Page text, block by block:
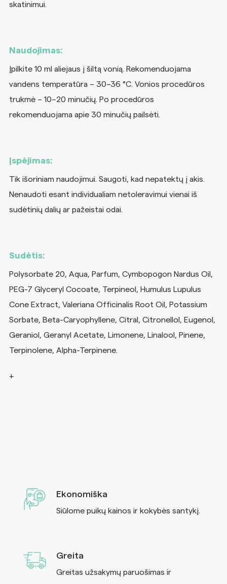
skatinimui.
Naudojimas:
Įpilkite 10 ml aliejaus į šiltą vonią. Rekomenduojama
vandens temperatūra – 30–36 °C. Vonios procedūros
trukmė – 10–20 minučių. Po procedūros
rekomenduojama apie 30 minučių pailsėti.
Įspėjimas:
Tik išoriniam naudojimui. Saugoti, kad nepatektų į akis.
Nenaudoti esant individualiam netoleravimui vienai iš
sudėtinių dalių ar pažeistai odai.
Sudėtis:
Polysorbate 20, Aqua, Parfum, Cymbopogon Nardus Oil,
PEG-7 Glyceryl Cocoate, Terpineol, Humulus Lupulus
Cone Extract, Valeriana Officinalis Root Oil, Potassium
Sorbate, Beta-Caryophyllene, Citral, Citronellol, Eugenol,
Geraniol, Geranyl Acetate, Limonene, Linalool, Pinene,
Terpinolene, Alpha-Terpinene.
Ekonomiška
Siūlome puikų kainos ir kokybės santykį.
Greita
Greitas užsakymų paruošimas ir